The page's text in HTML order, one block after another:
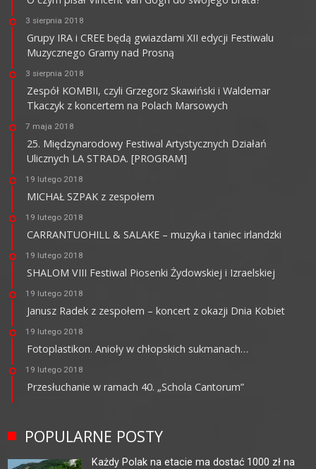
3 sierpnia 2018
Grupy IRA i CREE będą gwiazdami XII edycji Festiwalu
Muzycznego Gramy nad Prosną
3 sierpnia 2018
Zespół KOMBII, czyli Grzegorz Skawiński i Waldemar
Tkaczyk z koncertem na Polach Marsowych
7 maja 2018
25. Międzynarodowy Festiwal Artystycznych Działań
Ulicznych LA STRADA. [PROGRAM]
19 lutego 2018
MICHAŁ SZPAK z zespołem
19 lutego 2018
CARRANTUOHILL & SALAKE – muzyka i taniec irlandzki
19 lutego 2018
SHALOM VIII Festiwal Piosenki Żydowskiej i Izraelskiej
19 lutego 2018
Janusz Radek z zespołem – koncert z okazji Dnia Kobiet
19 lutego 2018
Fotoplastikon. Anioły w chłopskich sukmanach…
19 lutego 2018
Przesłuchanie w ramach 40. „Schola Cantorum”
POPULARNE POSTY
Każdy Polak na etacie ma dostać 1000 zł na